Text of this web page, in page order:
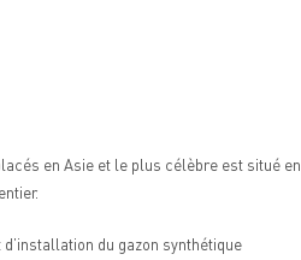
en Asie et le plus célèbre est situé en
du gazon synthétique